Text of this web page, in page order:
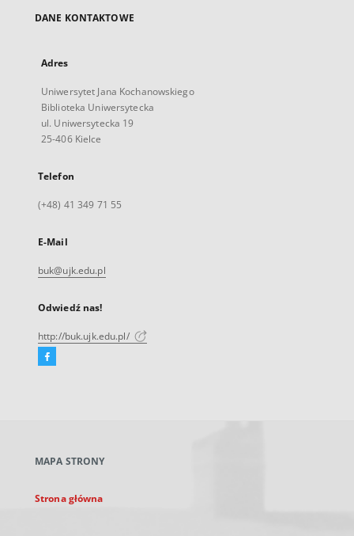
DANE KONTAKTOWE
Adres
Uniwersytet Jana Kochanowskiego
Biblioteka Uniwersytecka
ul. Uniwersytecka 19
25-406 Kielce
Telefon
(+48) 41 349 71 55
E-Mail
buk@ujk.edu.pl
Odwiedź nas!
http://buk.ujk.edu.pl/
Facebook
karcie
MAPA STRONY
Strona główna